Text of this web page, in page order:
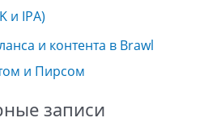
и IPA)
и контента в Brawl
и Пирсом
записи